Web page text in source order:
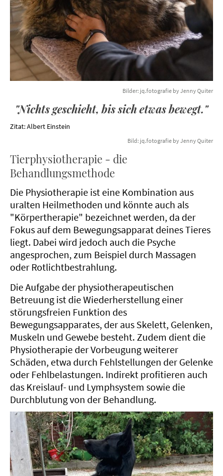
Bilder: jq.fotografie by Jenny Quiter
"Nichts geschieht, bis sich etwas bewegt."
Bild: jq.fotografie by Jenny Quiter
Zitat: Albert Einstein
Tierphysiotherapie - die
Behandlungsmethode
Die Physiotherapie ist eine Kombination aus
uralten Heilmethoden und könnte auch als
"Körpertherapie" bezeichnet werden, da der
Fokus auf dem Bewegungsapparat deines Tieres
liegt. Dabei wird jedoch auch die Psyche
angesprochen, zum Beispiel durch Massagen
oder Rotlichtbestrahlung.
Die Aufgabe der physiotherapeutischen
Betreuung ist die Wiederherstellung einer
störungsfreien Funktion des
Bewegungsapparates, der aus Skelett, Gelenken,
Muskeln und Gewebe besteht. Zudem dient die
Physiotherapie der Vorbeugung weiterer
Schäden, etwa durch Fehlstellungen der Gelenke
oder Fehlbelastungen. Indirekt profitieren auch
das Kreislauf- und Lymphsystem sowie die
Durchblutung von der Behandlung.